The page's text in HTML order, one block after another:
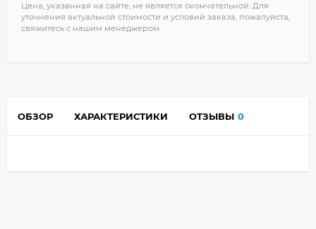
Цена, указанная на сайте, не является окончательной. Для
уточнения актуальной стоимости и условий заказа, пожалуйста,
свяжитесь с нашим менеджером.
ОБЗОР ХАРАКТЕРИСТИКИ ОТЗЫВЫ 0